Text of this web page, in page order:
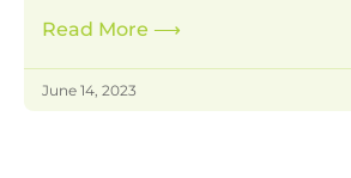
Read More ⟶
June 14, 2023